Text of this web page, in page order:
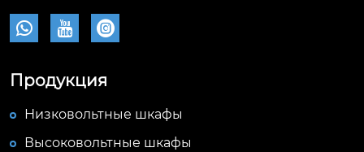
  
Продукция
Низковольтные шкафы
Высоковольтные шкафы